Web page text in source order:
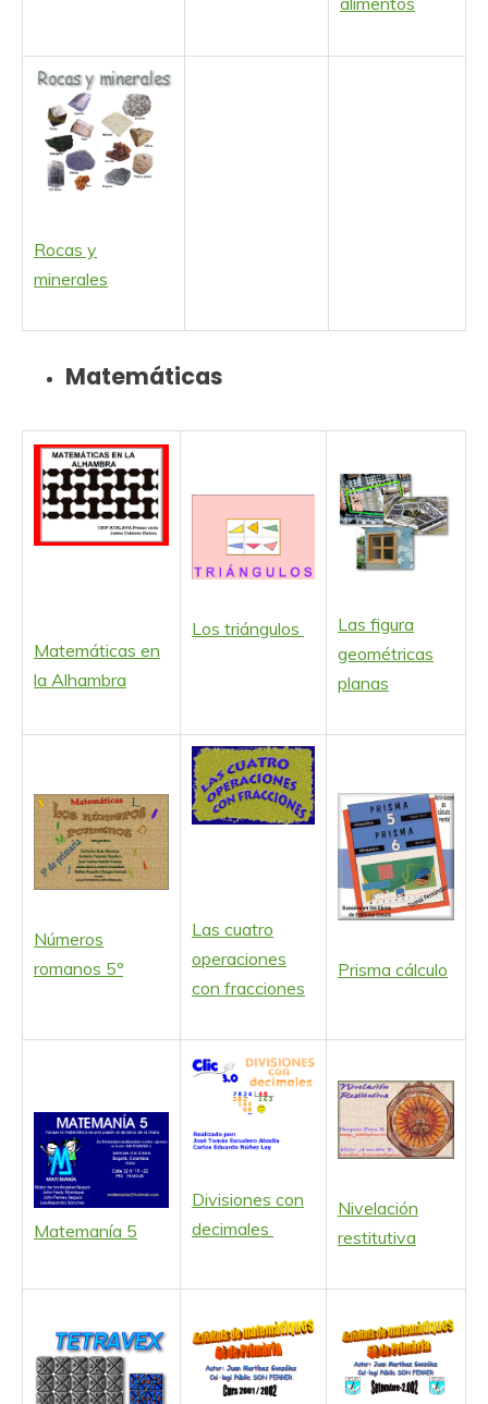
Rocas y
minerales
Matemáticas
Matemáticas en
la Alhambra
Los triángulos
Las figura
geométricas
planas
Números
romanos 5º
Las cuatro
operaciones
con fracciones
Prisma cálculo
Matemanía 5
Divisiones con
decimales
Nivelación
restitutiva